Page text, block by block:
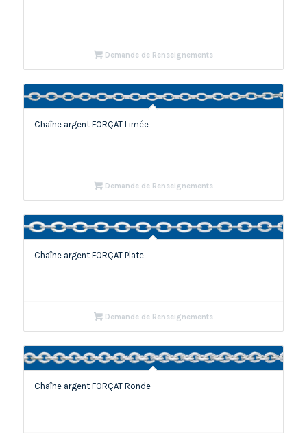
Demande de Renseignements
Chaîne argent FORÇAT Limée
Demande de Renseignements
Chaîne argent FORÇAT Plate
Demande de Renseignements
Chaîne argent FORÇAT Ronde